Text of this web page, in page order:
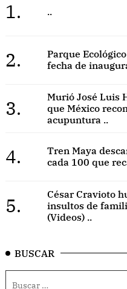
1. ..
2.
Parque
fecha de
3.
Murió José Luis
que México
acupuntura ..
4.
Tren Maya
cada 100 que
5.
César Cravioto
insultos de
(Videos) ..
BUSCAR